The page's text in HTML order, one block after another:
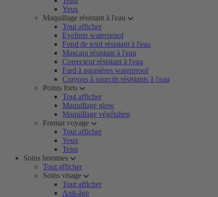
Yeux
Maquillage résistant à l'eau
Tout afficher
Eyeliner waterproof
Fond de teint résistant à l'eau
Mascara résistant à l'eau
Correcteur résistant à l'eau
Fard à paupières waterproof
Crayons à sourcils résistants à l'eau
Points forts
Tout afficher
Maquillage glow
Maquillage végétalien
Format voyage
Tout afficher
Yeux
Teint
Soins hommes
Tout afficher
Soins visage
Tout afficher
Anti-âge